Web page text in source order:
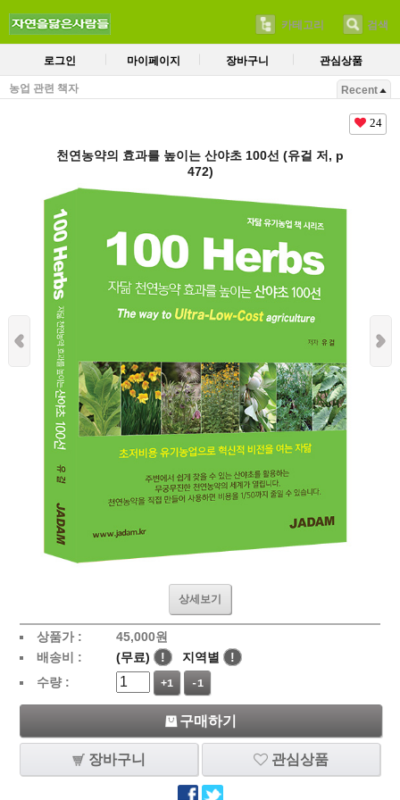
카테고리 검색
로그인 마이페이지 장바구니 관심상품
농업 관련 책자 Recent
24
천연농약의 효과를 높이는 산야초 100선 (유걸 저, p
472)
상세보기
상품가 : 45,000원
배송비 :
(무료) ! 지역별
!
수량 :
+1 -1
구매하기
장바구니 관심상품